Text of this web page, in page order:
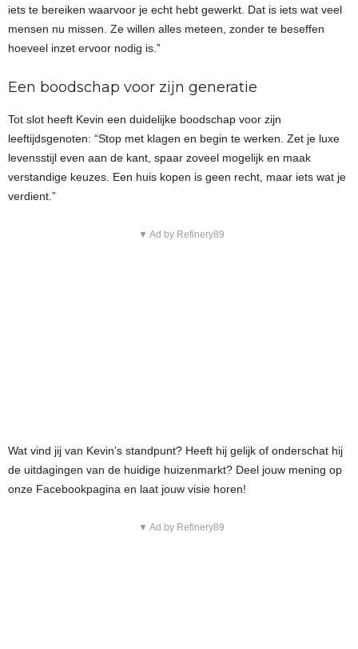
iets te bereiken waarvoor je echt hebt gewerkt. Dat is iets wat veel
mensen nu missen. Ze willen alles meteen, zonder te beseffen
hoeveel inzet ervoor nodig is.”
Een boodschap voor zijn generatie
Tot slot heeft Kevin een duidelijke boodschap voor zijn
leeftijdsgenoten: “Stop met klagen en begin te werken. Zet je luxe
levensstijl even aan de kant, spaar zoveel mogelijk en maak
verstandige keuzes. Een huis kopen is geen recht, maar iets wat je
verdient.”
▼ Ad by Refinery89
Wat vind jij van Kevin’s standpunt? Heeft hij gelijk of onderschat hij
de uitdagingen van de huidige huizenmarkt? Deel jouw mening op
onze Facebookpagina en laat jouw visie horen!
▼ Ad by Refinery89